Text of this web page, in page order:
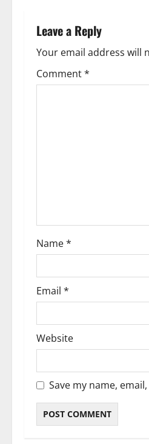
n
a
v
o
n
Leave a Reply
Your email address will
Comment*
Name*
Email *
Website
Save my name,